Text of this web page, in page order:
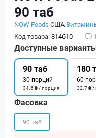
90 таб
NOW Foods США
Код товара:814610
Доступные
90 таб
30 порций
34.6 ₴ / порция
180
60
32.7 ₴ /
Фасовка
90 таб